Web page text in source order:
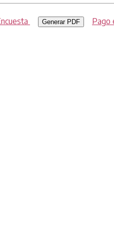
Generar PDF Pago